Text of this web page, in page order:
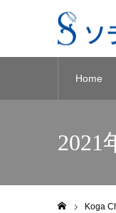
Home
2021
Koga